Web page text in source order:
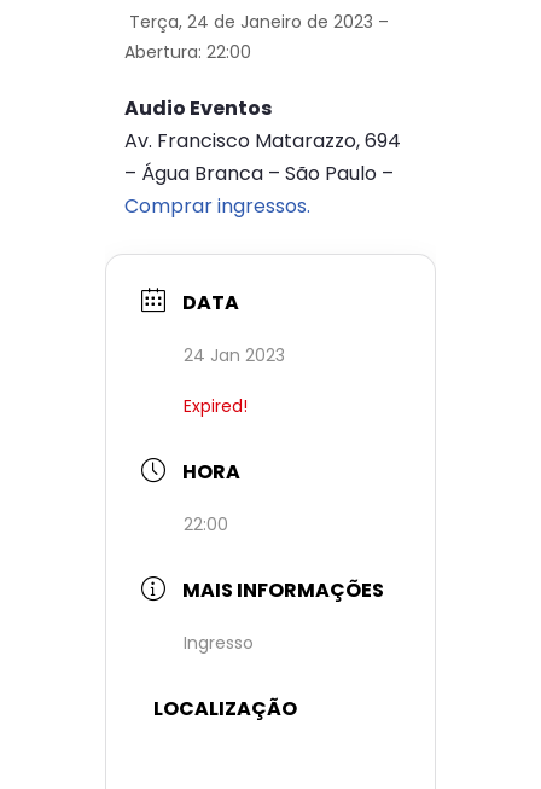
Terça, 24 de Janeiro de 2023 –
Abertura: 22:00
Audio Eventos
Av. Francisco Matarazzo, 694
– Água Branca – São Paulo –
Comprar ingressos.
DATA
24 Jan 2023
Expired!
HORA
22:00
MAIS INFORMAÇÕES
Ingresso
LOCALIZAÇÃO